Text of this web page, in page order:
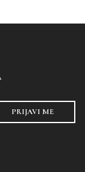
PRIJAVI ME